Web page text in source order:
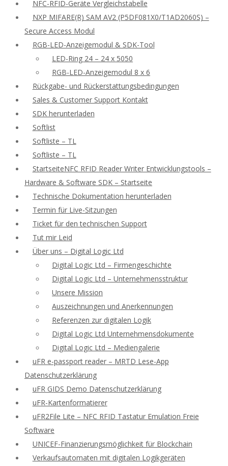
NFC-RFID-Geräte Vergleichstabelle
NXP MIFARE(R) SAM AV2 (P5DF081X0/T1AD2060S) –
Secure Access Modul
RGB-LED-Anzeigemodul & SDK-Tool
LED-Ring 24 – 24 x 5050
RGB-LED-Anzeigemodul 8 x 6
Rückgabe- und Rückerstattungsbedingungen
Sales & Customer Support Kontakt
SDK herunterladen
Softlist
Softliste – TL
Softliste – TL
StartseiteNFC RFID Reader Writer Entwicklungstools –
Hardware & Software SDK – Startseite
Technische Dokumentation herunterladen
Termin für Live-Sitzungen
Ticket für den technischen Support
Tut mir Leid
Über uns – Digital Logic Ltd
Digital Logic Ltd – Firmengeschichte
Digital Logic Ltd – Unternehmensstruktur
Unsere Mission
Auszeichnungen und Anerkennungen
Referenzen zur digitalen Logik
Digital Logic Ltd Unternehmensdokumente
Digital Logic Ltd – Mediengalerie
uFR e-passport reader – MRTD Lese-App
Datenschutzerklärung
uFR GIDS Demo Datenschutzerklärung
uFR-Kartenformatierer
uFR2File Lite – NFC RFID Tastatur Emulation Freie
Software
UNICEF-Finanzierungsmöglichkeit für Blockchain
Verkaufsautomaten mit digitalen Logikgeräten